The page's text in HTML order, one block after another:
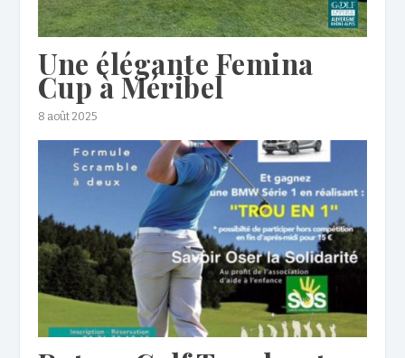
Une élégante Femina
Cup à Méribel
8 août 2025